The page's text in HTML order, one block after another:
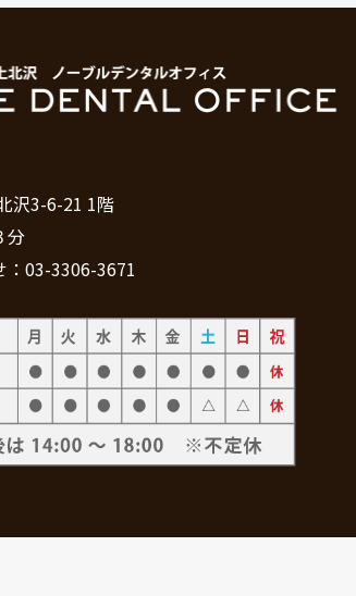
沢3-6-21 1階
分
：03-3306-3671